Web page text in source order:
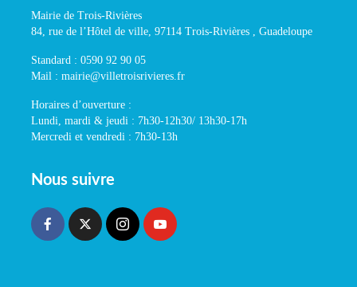
Mairie de Trois-Rivières
84, rue de l’Hôtel de ville, 97114 Trois-Rivières , Guadeloupe
Standard : 0590 92 90 05
Mail : mairie@villetroisrivieres.fr
Horaires d’ouverture :
Lundi, mardi & jeudi : 7h30-12h30/ 13h30-17h
Mercredi et vendredi : 7h30-13h
Nous suivre